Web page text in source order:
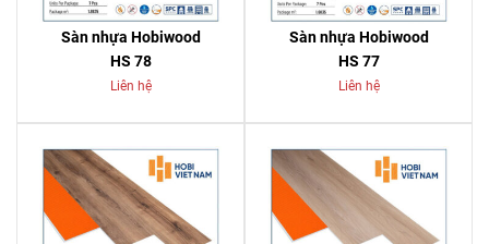
Sàn nhựa Hobiwood
HS 78
Liên hệ
Sàn nhựa Hobiwood
HS 77
Liên hệ